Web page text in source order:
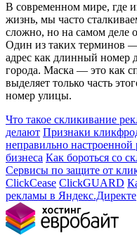
В современном мире, где
жизнь, мы часто
сложно, но на самом деле
Один из таких терминов —
адрес как длинный номер
города. Маска — это как
выделяет только часть
номер улицы.
Что такое скликивание
делают Признаки
неправильно настроенной
бизнеса Как бороться со
Сервисы по защите от
ClickCease ClickGUARD
рекламы в Яндекс.Директе